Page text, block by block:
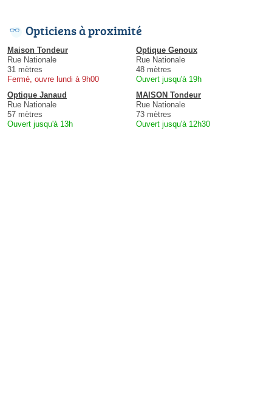
Opticiens à proximité
Maison Tondeur
Rue Nationale
31 mètres
Fermé, ouvre lundi à 9h00
Optique Genoux
Rue Nationale
48 mètres
Ouvert jusqu'à 19h
Optique Janaud
Rue Nationale
57 mètres
Ouvert jusqu'à 13h
MAISON Tondeur
Rue Nationale
73 mètres
Ouvert jusqu'à 12h30